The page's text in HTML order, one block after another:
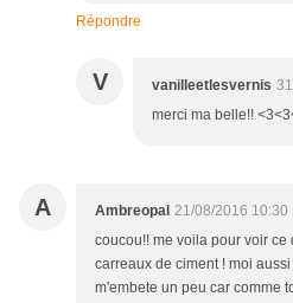
Répondre
V vanilleetlesvernis
merci ma belle!!
A Ambreopal 21/08/2016 10:30
coucou!! me voila pour voir ce
carreaux de ciment ! moi
m'embete un peu car comme